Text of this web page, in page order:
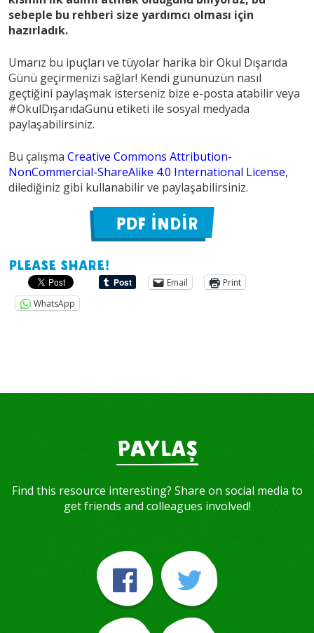
sebeple bu rehberi size yardımcı olması için
hazırladık.
Umarız bu ipuçları ve tüyolar harika bir Okul Dışarıda
Günü geçirmenizi sağlar! Kendi gününüzün nasıl
geçtiğini paylaşmak isterseniz bize e-posta atabilir veya
#OkulDışarıdaGünü etiketi ile sosyal medyada
paylaşabilirsiniz.
Bu çalışma Creative Commons Attribution-
NonCommercial-ShareAlike 4.0 International License,
dilediğiniz gibi kullanabilir ve paylaşabilirsiniz.
PDF İNDİR
Please share!
Email
Print
WhatsApp
PAYLAŞ
Find this resource interesting? Share on social media to
get friends and colleagues involved!